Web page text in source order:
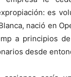
es
nació en
a principios
desde